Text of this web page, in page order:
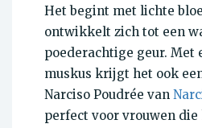
Het begint met lichte
ontwikkelt zich tot een
poederachtige geur. Met
muskus krijgt het ook
Narciso Poudrée van
perfect voor vrouwen die